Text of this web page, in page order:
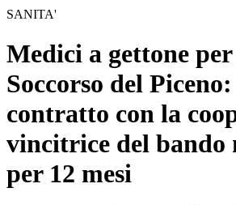
SANITA'
Medici a gettone
Soccorso del
contratto con la
vincitrice del bando
per 12 mesi